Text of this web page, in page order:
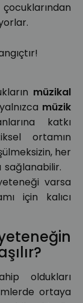
müzikal
müzik
katkı
ortamın
her
sağlanabilir.
varsa
için kalıcı
oldukları
ortaya